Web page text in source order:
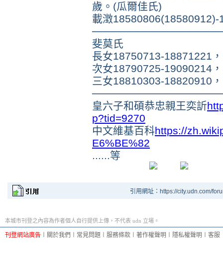
歲。(瓜爾佳氏)
載澂
斐莫氏
長女18750713-18871221
次女18790725-19090214
三女18810303-18820910
皇六子和碩恭忠親王奕訢
p?tid=9270
中文維基百科https://
E6%BE%82
......等
引用網址：https://city.udn.com/
本城市刊登之內容為作者個人自行提供上傳，不代表 udn 立場。
刊登網站廣告 關於我們 常見問題 服務條款 著作權聲明 隱私權聲明 客服